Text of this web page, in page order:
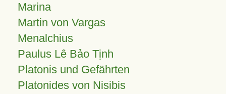
Marina
Martin von Vargas
Menalchius
Paulus Lê Bảo Tịnh
Platonis und Gefährten
Platonides von Nisibis